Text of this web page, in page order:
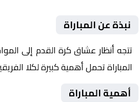
نبذة عن المباراة
تتجه أنظار عشاق كرة القدم إلى
المباراة تحمل أهمية كبيرة لكلا
أهمية المباراة